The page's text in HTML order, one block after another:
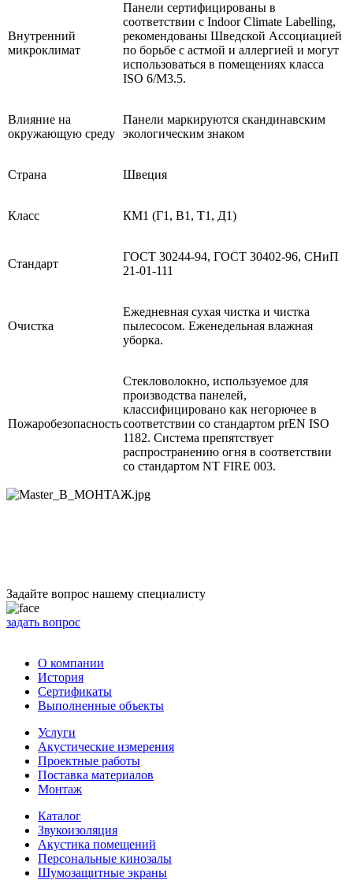
Внутренний
микроклимат
Панели сертифицированы в
соответствии с Indoor Climate Labelling,
рекомендованы Шведской Ассоциацией
по борьбе с астмой и аллергией и могут
использоваться в помещениях класса
ISO 6/M3.5.
Влияние на
окружающую среду
Панели маркируются скандинавским
экологическим знаком
Страна Швеция
Класс КМ1 (Г1, В1, Т1, Д1)
Стандарт
ГОСТ 30244-94, ГОСТ 30402-96, СНиП
21-01-111
Очистка
Ежедневная сухая чистка и чистка
пылесосом. Еженедельная влажная
уборка.
Пожаробезопасность
Cтекловолокно, используемое для
производства панелей,
классифицировано как негорючее в
соответствии со стандартом prEN ISO
1182. Система препятствует
распространению огня в соответствии
со стандартом NT FIRE 003.
Задайте вопрос нашему специалисту
задать вопрос
О компании
История
Сертификаты
Выполненные объекты
Услуги
Акустические измерения
Проектные работы
Поставка материалов
Монтаж
Каталог
Звукоизоляция
Акустика помещений
Персональные кинозалы
Шумозащитные экраны